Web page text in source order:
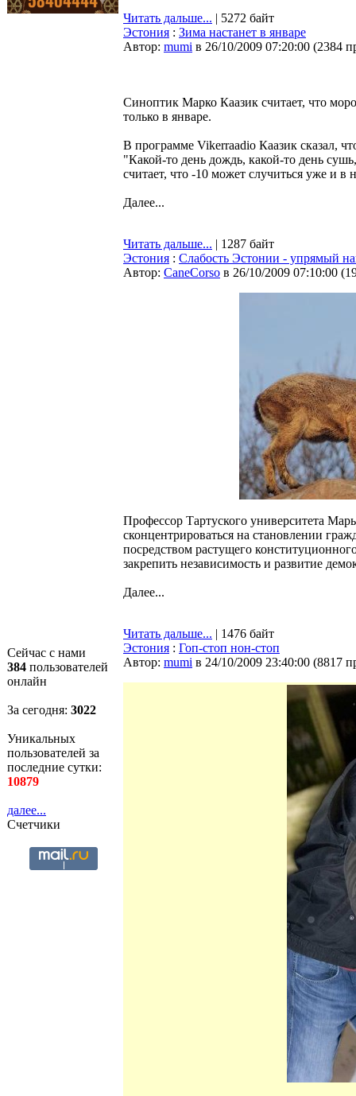
Сейчас с нами
384 пользователей
онлайн
За сегодня: 3022
Уникальных
пользователей за
последние сутки:
10879
далее...
Счетчики
Читать дальше... | 5272 байт
Эстония : Зима настанет в январе
Автор: mumi в 26/10/2009 07:20:00 (2384
Синоптик Марко Каазик считает, что
только в январе.
В программе Vikerraadio Каазик сказал,
"Какой-то день дождь, какой-то день
считает, что -10 может случиться уже и в
Далее...
Читать дальше... | 1287 байт
Эстония : Слабость Эстонии - упрямый
Автор: CaneCorso в 26/10/2009 07:10:00 (
Профессор Тартуского университета
сконцентрироваться на становлении
посредством растущего
закрепить независимость и развитие
Далее...
Читать дальше... | 1476 байт
Эстония : Гоп-стоп нон-стоп
Автор: mumi в 24/10/2009 23:40:00 (8817